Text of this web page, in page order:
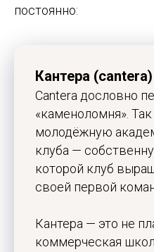
постоянно:
Кантера (cantera)
Cantera дословно
«каменоломня».
молодёжную
клуба —
которой клуб
своей первой
Кантера — это не
коммерческая